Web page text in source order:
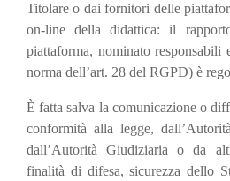
Titolare o dai fornitori delle
on-line della didattica: il
piattaforma, nominato responsabili
norma dell’art. 28 del RGPD) è
È fatta salva la comunicazione o
conformità alla legge,
dall’Autorità Giudiziaria o da
finalità di difesa, sicurezza dello